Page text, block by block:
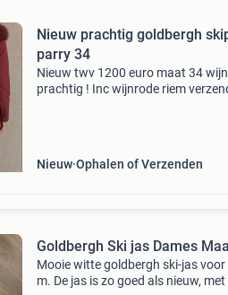
Nieuw prachtig goldbergh
parry 34
Nieuw twv 1200 euro maat 34
prachtig ! Inc wijnrode riem
Nieuw Ophalen of Verzenden
Goldbergh Ski jas Dames
Mooie witte goldbergh ski-jas
m. De jas is zo goed als nieuw,